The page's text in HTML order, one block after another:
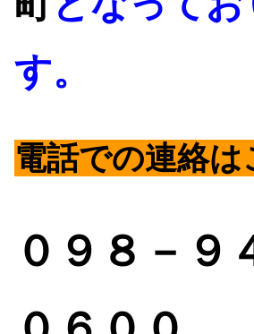
す。
電話での連絡は
０ ９８－９